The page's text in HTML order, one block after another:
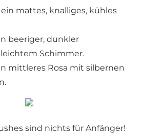
mattes, knalliges, kühles
beeriger, dunkler
Schimmer.
mittleres Rosa mit silbernen
sind nichts für Anfänger!